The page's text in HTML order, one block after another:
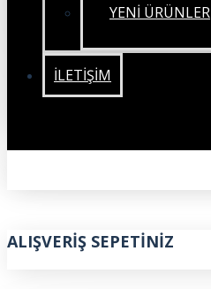
YENİ ÜRÜNLER
İLETIŞIM
ALIŞVERIŞ SEPETINIZ